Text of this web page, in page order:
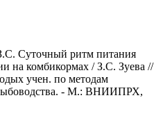
Суточный ритм питания
на комбикормах / З.С. Зуева //
учен. по методам
- М.: ВНИИПРХ,